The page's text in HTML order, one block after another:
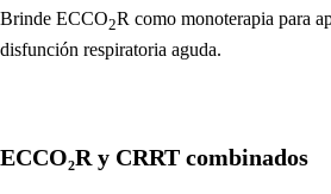
Brinde ECCO2R como monoterapia para
disfunción respiratoria aguda.
ECCO₂R y CRRT combinados